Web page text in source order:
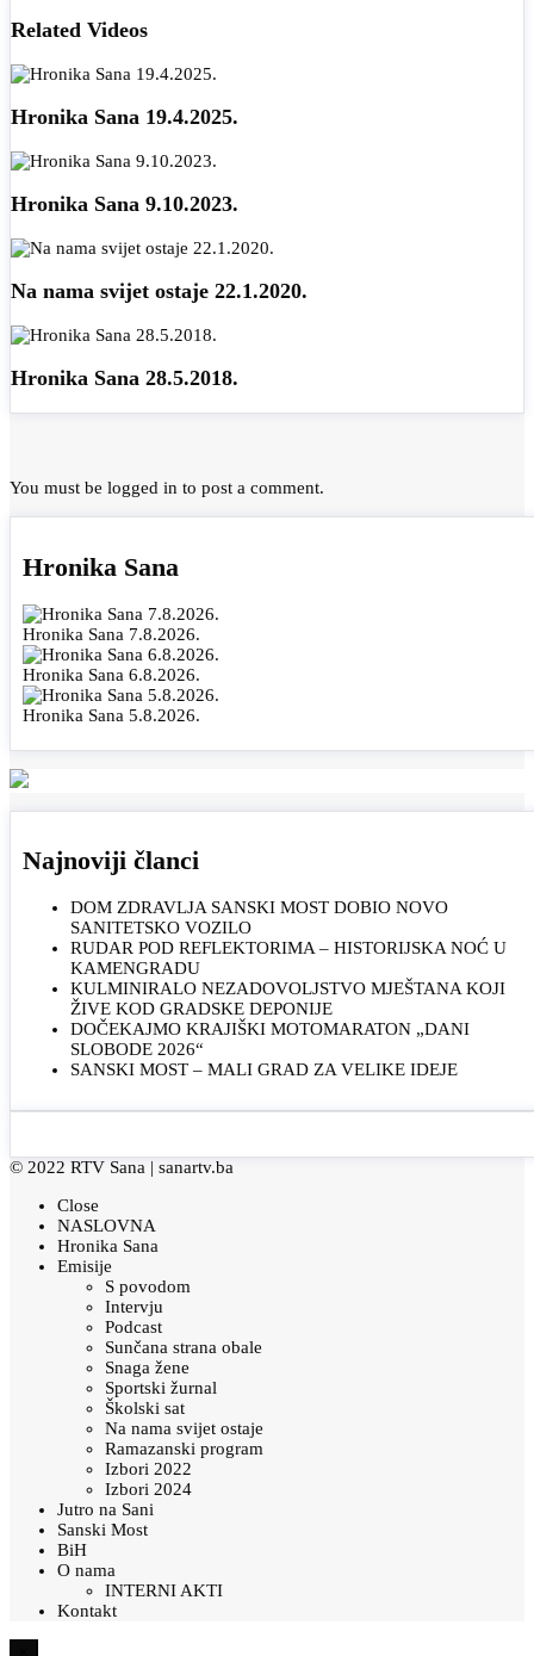
Related Videos
Hronika Sana 19.4.2025.
Hronika Sana 9.10.2023.
Na nama svijet ostaje 22.1.2020.
Hronika Sana 28.5.2018.
You must be logged in to post a comment.
Hronika Sana
Hronika Sana 7.8.2026.
Hronika Sana 6.8.2026.
Hronika Sana 5.8.2026.
Najnoviji članci
DOM ZDRAVLJA SANSKI MOST DOBIO NOVO
SANITETSKO VOZILO
RUDAR POD REFLEKTORIMA – HISTORIJSKA NOĆ U
KAMENGRADU
KULMINIRALO NEZADOVOLJSTVO MJEŠTANA KOJI
ŽIVE KOD GRADSKE DEPONIJE
DOČEKAJMO KRAJIŠKI MOTOMARATON „DANI
SLOBODE 2026“
SANSKI MOST – MALI GRAD ZA VELIKE IDEJE
© 2022 RTV Sana | sanartv.ba
Close
NASLOVNA
Hronika Sana
Emisije
S povodom
Intervju
Podcast
Sunčana strana obale
Snaga žene
Sportski žurnal
Školski sat
Na nama svijet ostaje
Ramazanski program
Izbori 2022
Izbori 2024
Jutro na Sani
Sanski Most
BiH
O nama
INTERNI AKTI
Kontakt